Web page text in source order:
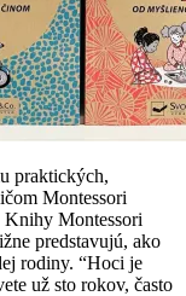
praktických,
Montessori
Knihy Montessori
predstavujú, ako
rodiny. “Hoci je
už sto rokov, často